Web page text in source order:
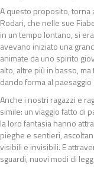
A questo proposito, torna
Rodari, che nelle sue
in un tempo lontano, si
avevano iniziato una
animate da uno spirito
alto, altre più in basso,
dando forma al
Anche i nostri ragazzi e
simile: un viaggio fatto di
la loro fantasia hanno
pieghe e sentieri,
visibili e invisibili. E
sguardi, nuovi modi di